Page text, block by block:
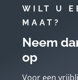
WILT U
MAAT?
Neem
op
Voor een